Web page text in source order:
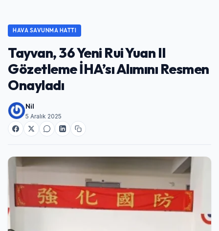
HAVA SAVUNMA HATTI
Tayvan, 36 Yeni Rui Yuan II
Gözetleme İHA’sı Alımını Resmen
Onayladı
Nil
5 Aralık 2025